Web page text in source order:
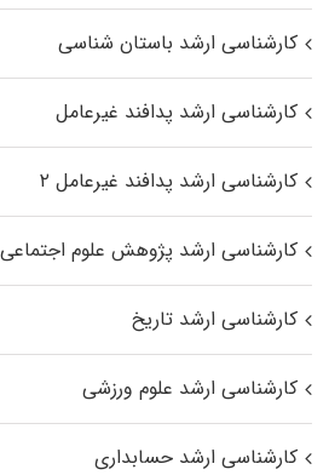
کارشناسی ارشد باستان شناسی
کارشناسی ارشد پدافند غیرعامل
کارشناسی ارشد پدافند غیرعامل ۲
کارشناسی ارشد پژوهش علوم اجتماعی
کارشناسی ارشد تاریخ
کارشناسی ارشد علوم ورزشی
کارشناسی ارشد حسابداری